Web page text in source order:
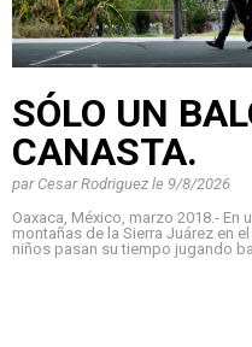
SÓLO UN
CANASTA.
par Cesar Rodriguez le 9/8/2026
Oaxaca, México, marzo 2018.-
montañas de la Sierra Juárez en
niños pasan su tiempo jugando